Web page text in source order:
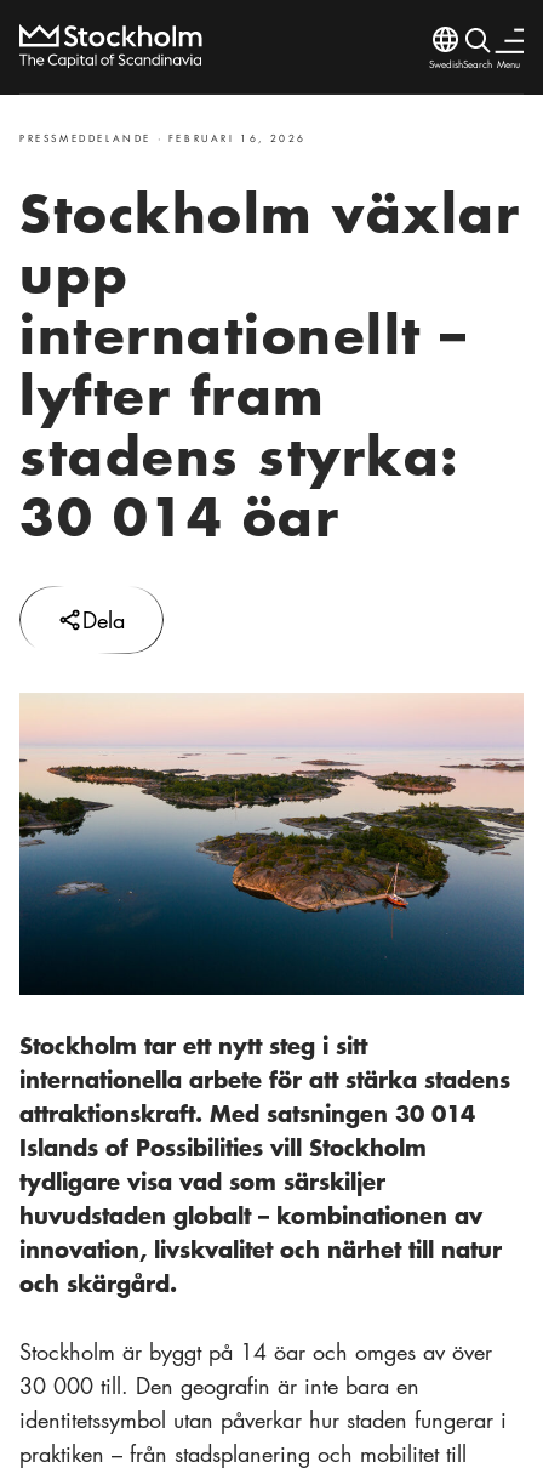
Language
Search Menu
Stäng
PRESSMEDDELANDE · FEBRUARI 16, 2026
Stockholm växlar
upp
internationellt –
lyfter fram
stadens styrka:
30 014 öar
Dela
Stockholm tar ett nytt steg i sitt
internationella arbete för att stärka stadens
attraktionskraft. Med satsningen 30 014
Islands of Possibilities vill Stockholm
tydligare visa vad som särskiljer
huvudstaden globalt – kombinationen av
innovation, livskvalitet och närhet till natur
och skärgård.
Stockholm är byggt på 14 öar och omges av över
30 000 till. Den geografin är inte bara en
identitetssymbol utan påverkar hur staden fungerar i
praktiken – från stadsplanering och mobilitet till